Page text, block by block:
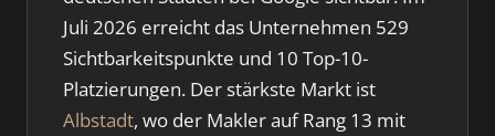
Juli 2026 erreicht das Unternehmen 529
Sichtbarkeitspunkte und 10 Top-10-
Platzierungen. Der stärkste Markt ist
Albstadt, wo der Makler auf Rang 13 mit